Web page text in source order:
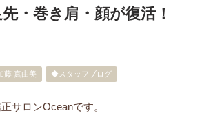
・巻き肩・顔が復活！
藤 真由美 ◆スタッフブログ
サロンOceanです。